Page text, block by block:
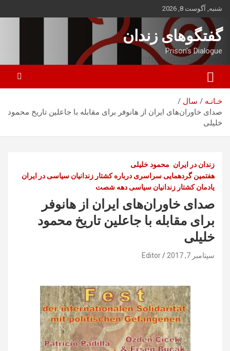
بروید
شنبه, آگوست 8, 2026
گفتگوهای زندان
Prison's Dialogue
خـانـه
سال
صدای خاوران‌های ایران از هانوفر برای مقابله با جاعلین تاریخ محمود
خلیلی
زندان در ایران محمود خلیلی
هفتمین گردهمایی سراسری درباره کشتار زندانیان سیاسی در ایران
یادمان کشتار زندانیان سیاسی دهه شصت
صدای خاوران‌های ایران از هانوفر
برای مقابله با جاعلین تاریخ محمود
خلیلی
سپتامبر 7, 2017 Editor